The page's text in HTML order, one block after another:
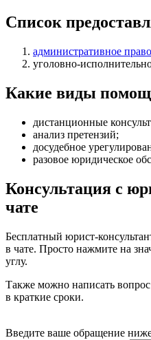
Список
административное право
уголовно-
Какие виды
дистанционные
анализ претензий;
досудебное
разовое юридическое
Консультация с
чате
Бесплатный юрист-
в чате. Просто нажмите на
углу.
Также можно написать
в краткие сроки.
Введите ваше обращение